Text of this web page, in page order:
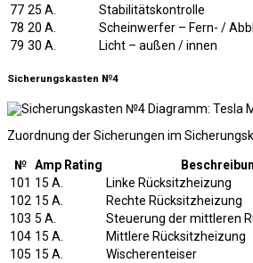
77 25 A.
Stabilitätskontrolle
78 20 A.
Scheinwerfer – Fern- /
79 30 A. Licht – außen / innen
Sicherungskasten №4
Zuordnung der Sicherungen im
№ Amp Rating
101 15 A.
Linke Rücksitzheizung
102 15 A.
Rechte Rücksitzheizung
103 5 A.
Steuerung der mittleren
104 15 A.
Mittlere Rücksitzheizung
105 15 A.
Wischerenteiser